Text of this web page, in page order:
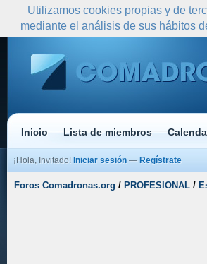
Inicio Lista de miembros
¡Hola, Invitado! Iniciar sesión — Regístrate
Foros Comadronas.org / PROFESIONAL /
Utilizamos cookies propias y de
mediante el análisis de sus hábitos